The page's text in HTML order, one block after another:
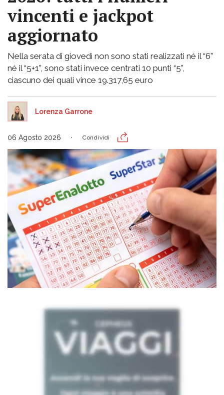
vincenti e jackpot
aggiornato
Nella serata di giovedì non sono stati realizzati né il “6”
né il “5+1”, sono stati invece centrati 10 punti “5”,
ciascuno dei quali vince 19.317,65 euro
Lorenza Garrone
06 Agosto 2026 Condividi